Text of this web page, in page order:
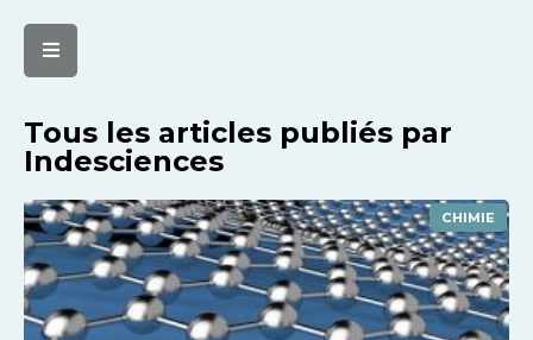
Tous les articles publiés par
Indesciences
CHIMIE